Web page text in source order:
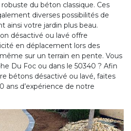
du béton classique. Ces
diverses possibilités de
ainsi votre jardin plus beau.
désactivé ou lavé offre
en déplacement lors des
sur un terrain en pente. Vous
Du Foc ou dans le 50340 ? Afin
bétons désactivé ou lavé, faites
ans d’expérience de notre